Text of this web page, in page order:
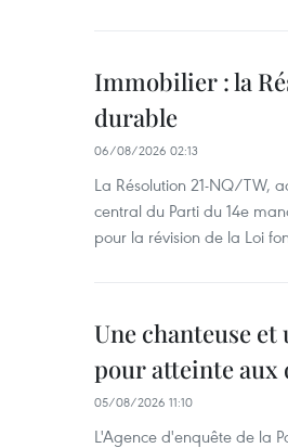
Immobilier : la
durable
06/08/2026 02:13
La Résolution 21-NQ/TW,
central du Parti du 14e
pour la révision de la Loi
Une chanteuse
pour atteinte aux
05/08/2026 11:10
L'Agence d'enquête de la